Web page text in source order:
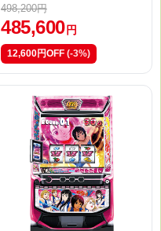
498,200円
485,600 円
12,600円OFF (-3%)